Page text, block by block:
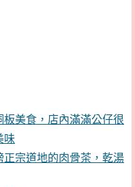
美食，店內滿滿公仔很
味
宗道地的肉骨茶，乾湯